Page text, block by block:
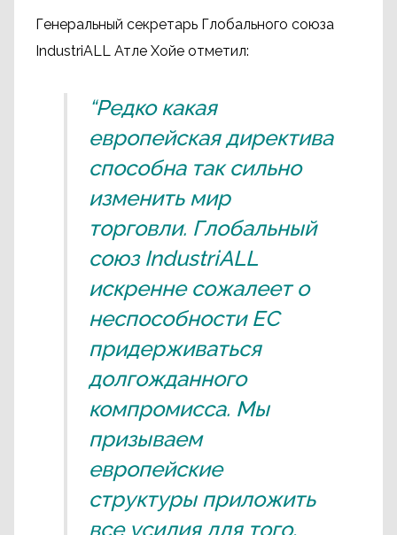
Генеральный секретарь Глобального союза
IndustriALL Атле Хойе отметил:
“Редко какая
европейская директива
способна так сильно
изменить мир
торговли. Глобальный
союз IndustriALL
искренне сожалеет о
неспособности ЕС
придерживаться
долгожданного
компромисса. Мы
призываем
европейские
структуры приложить
все усилия для того,